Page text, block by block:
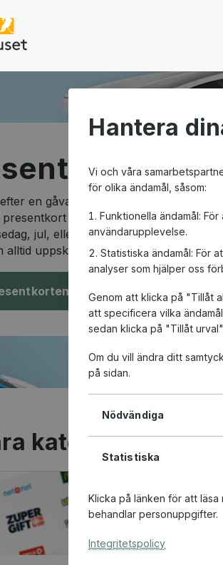
Hantera
Vi och våra
för olika ändamål, såsom:
Funktionella ändamål:
användarupplevelse.
Statistiska ändamål: För
analyser som hjälper oss
Genom att klicka på "Tillåt
att specificera vilka
sedan klicka på "Tillåt
Om du vill ändra ditt
på sidan.
Nödvändiga
Statistiska
Klicka på länken för att
behandlar personuppgifter.
Integritetspolicy
shop
en gåva som passar alla och som
presentkort är den perfekta lösningen!
jul, eller en speciell anledning, är
alltid uppskattas.
kategorier